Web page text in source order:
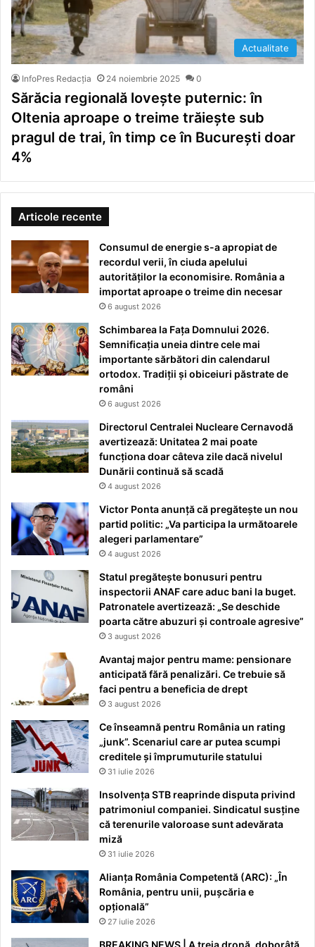
Actualitate
InfoPres Redacția 24 noiembrie 2025 0
Sărăcia regională lovește puternic: în
Oltenia aproape o treime trăiește sub
pragul de trai, în timp ce în București doar
4%
Articole recente
Consumul de energie s-a apropiat de
recordul verii, în ciuda apelului
autorităților la economisire. România a
importat aproape o treime din necesar
6 august 2026
Schimbarea la Fața Domnului 2026.
Semnificația uneia dintre cele mai
importante sărbători din calendarul
ortodox. Tradiții și obiceiuri păstrate de
români
6 august 2026
Directorul Centralei Nucleare Cernavodă
avertizează: Unitatea 2 mai poate
funcționa doar câteva zile dacă nivelul
Dunării continuă să scadă
4 august 2026
Victor Ponta anunță că pregătește un nou
partid politic: „Va participa la următoarele
alegeri parlamentare”
4 august 2026
Statul pregătește bonusuri pentru
inspectorii ANAF care aduc bani la buget.
Patronatele avertizează: „Se deschide
poarta către abuzuri și controale agresive”
3 august 2026
Avantaj major pentru mame: pensionare
anticipată fără penalizări. Ce trebuie să
faci pentru a beneficia de drept
3 august 2026
Ce înseamnă pentru România un rating
„junk”. Scenariul care ar putea scumpi
creditele și împrumuturile statului
31 iulie 2026
Insolvența STB reaprinde disputa privind
patrimoniul companiei. Sindicatul susține
că terenurile valoroase sunt adevărata
miză
31 iulie 2026
Alianța România Competentă (ARC): „În
România, pentru unii, pușcăria e
opțională”
27 iulie 2026